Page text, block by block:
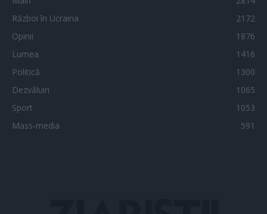
Război în Ucraina
2172
Opinii
1876
Lumea
1416
Politică
1300
Dezvăluiri
1065
Sport
1053
Mass-media
591